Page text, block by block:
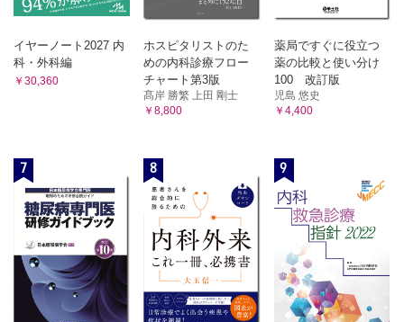
イヤーノート2027 内
科・外科編
￥30,360
ホスピタリストのた
めの内科診療フロー
チャート第3版
髙岸 勝繁 上田 剛士
￥8,800
薬局ですぐに役立つ
薬の比較と使い分け
100 改訂版
児島 悠史
￥4,400
7 8 9